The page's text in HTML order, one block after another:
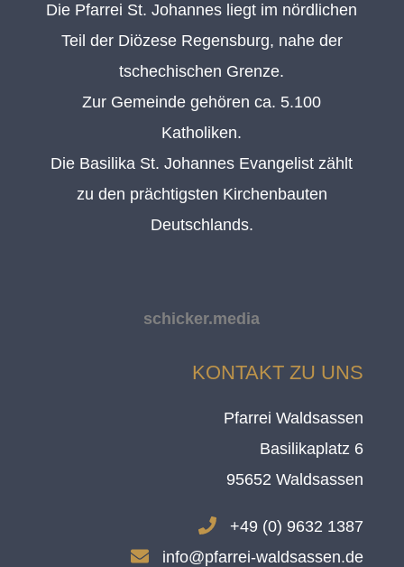
Die Pfarrei St. Johannes liegt im nördlichen
Teil der Diözese Regensburg, nahe der
tschechischen Grenze.
Zur Gemeinde gehören ca. 5.100
Katholiken.
Die Basilika St. Johannes Evangelist zählt
zu den prächtigsten Kirchenbauten
Deutschlands.
schicker.media
KONTAKT ZU UNS
Pfarrei Waldsassen
Basilikaplatz 6
95652 Waldsassen
+49 (0) 9632 1387
info@pfarrei-waldsassen.de